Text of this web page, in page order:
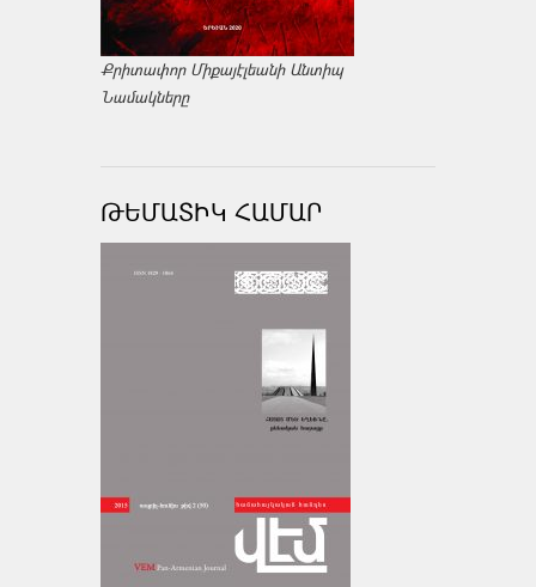
Քրիտափոր Միքայէլեանի Անտիպ
Նամակները
ԹԵՄԱՏԻԿ ՀԱՄԱՐ